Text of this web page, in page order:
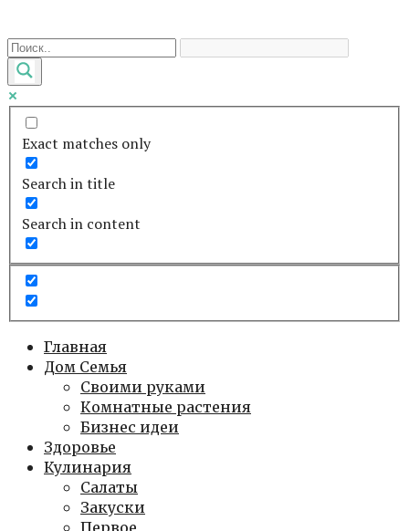
к
контенту
Exact matches only
Search in title
Search in content
Главная
Дом Семья
Своими руками
Комнатные растения
Бизнес идеи
Здоровье
Кулинария
Салаты
Закуски